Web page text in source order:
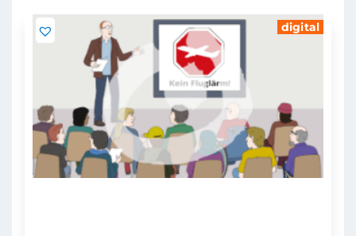
digital